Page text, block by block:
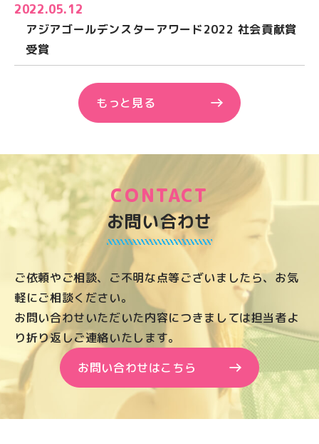
もっと見る
2022.05.12
アジアゴールデンスターアワード2022 社会貢献賞
受賞
CONTACT
お問い合わせ
ご依頼やご相談、ご不明な点等ございましたら、お気
軽にご相談ください。
お問い合わせいただいた内容につきましては担当者よ
り折り返しご連絡いたします。
お問い合わせはこちら